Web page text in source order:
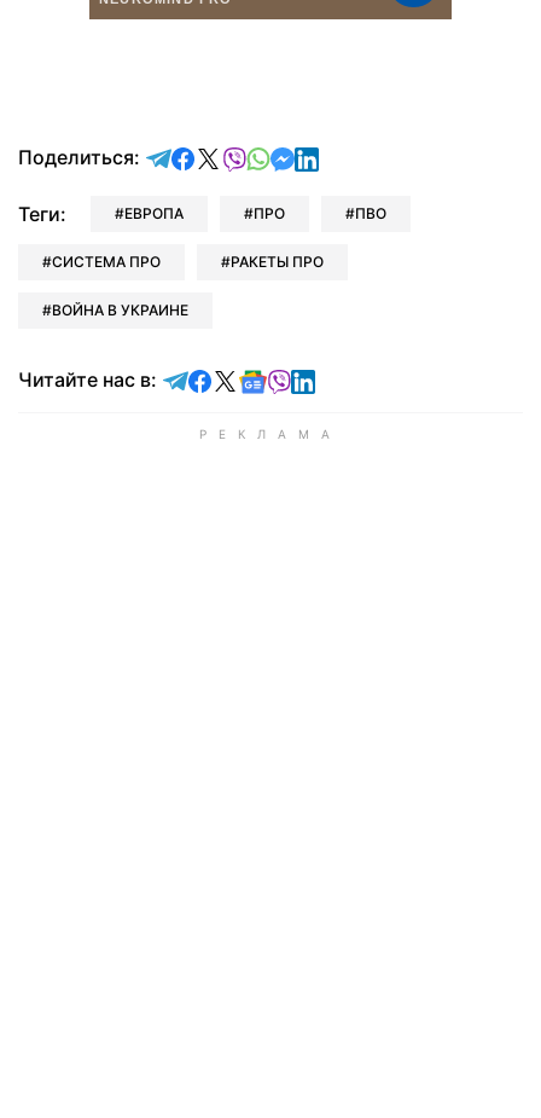
Поделиться: отправить в Telegram
поделиться в Facebook
поделиться в X
отправить в Viber
отправить в Whatsapp
отправить в Messenger
отправить в LinkedIn
Теги: ЕВРОПА ПРО ПВО
СИСТЕМА ПРО РАКЕТЫ ПРО
ВОЙНА В УКРАИНЕ
Читайте нас в: Читайте в Telegram
Читайте в Facebook
Читайте в X
Читайте в Google news
Читайте в Viber
Читайте в LinkedIn